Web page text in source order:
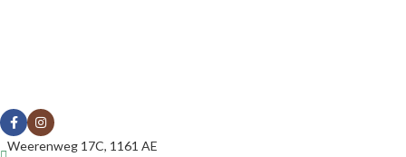
Weerenweg 17C, 1161 AE